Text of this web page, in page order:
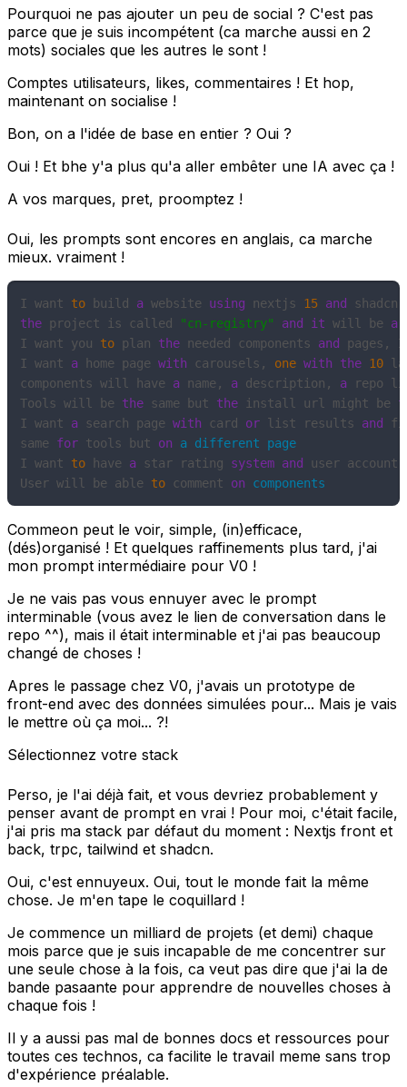
Pourquoi ne pas ajouter un peu de social ? C'est pas
parce que je suis incompétent (ca marche aussi en 2
mots) sociales que les autres le sont !
Comptes utilisateurs, likes, commentaires ! Et hop,
maintenant on socialise !
Bon, on a l'idée de base en entier ? Oui ?
Oui ! Et bhe y'a plus qu'a aller embêter une IA avec ça !
A vos marques, pret, proomptez !
Oui, les prompts sont encores en anglais, ca marche
mieux. vraiment !
I want to build a website using nextjs 15 and
the project is called "cn-registry" and it will be a
I want you to plan the needed components and
pages,
I want a home page with carousels, one with the 10
components will have a name, a description, a repo
Tools will be the same but the install url might be
I want a search page with card or list results and
same for tools but on a different
page
I want to have a star rating system and
user account
User will be able to comment on components
Commeon peut le voir, simple, (in)efficace,
(dés)organisé ! Et quelques raffinements plus tard, j'ai
mon prompt intermédiaire pour V0 !
Je ne vais pas vous ennuyer avec le prompt
interminable (vous avez le lien de conversation dans le
repo ^^), mais il était interminable et j'ai pas beaucoup
changé de choses !
Apres le passage chez V0, j'avais un prototype de
front-end avec des données simulées pour... Mais je vais
le mettre où ça moi... ?!
Sélectionnez votre stack
Perso, je l'ai déjà fait, et vous devriez probablement y
penser avant de prompt en vrai ! Pour moi, c'était facile,
j'ai pris ma stack par défaut du moment : Nextjs front et
back, trpc, tailwind et shadcn.
Oui, c'est ennuyeux. Oui, tout le monde fait la même
chose. Je m'en tape le coquillard !
Je commence un milliard de projets (et demi) chaque
mois parce que je suis incapable de me concentrer sur
une seule chose à la fois, ca veut pas dire que j'ai la de
bande pasaante pour apprendre de nouvelles choses à
chaque fois !
Il y a aussi pas mal de bonnes docs et ressources pour
toutes ces technos, ca facilite le travail meme sans trop
d'expérience préalable.